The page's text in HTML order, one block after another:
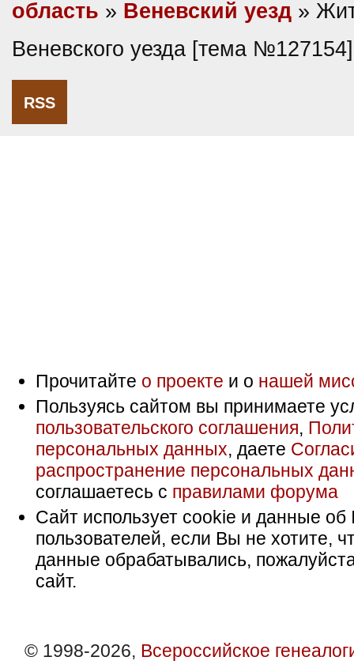
область » Веневский уезд »
Веневского уезда [тема №127154]
RSS
Прочитайте о проекте и о нашей
Пользуясь сайтом вы принимаете
пользовательского соглашения,
персональных данных, даете
распространение персональных
соглашаетесь с правилами форума
Сайт использует cookie и данные об
пользователей, если Вы не хотите,
данные обрабатывались,
сайт.
© 1998-2026, Всероссийское